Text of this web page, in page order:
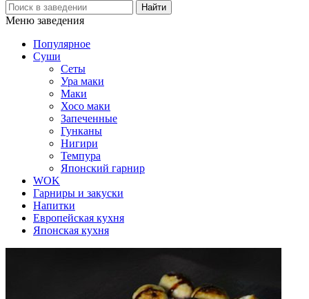
Меню заведения
Популярное
Суши
Сеты
Ура маки
Маки
Хосо маки
Запеченные
Гунканы
Нигири
Темпура
Японский гарнир
WOK
Гарниры и закуски
Напитки
Европейская кухня
Японская кухня